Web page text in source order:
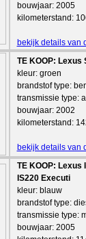
bouwjaar: 2005
kilometerstand:
bekijk details van
TE KOOP: Lexus
kleur: groen
brandstof type:
transmissie type:
bouwjaar: 2002
kilometerstand:
bekijk details van
TE KOOP: Lexus
IS220 Executi
kleur: blauw
brandstof type:
transmissie type:
bouwjaar: 2005